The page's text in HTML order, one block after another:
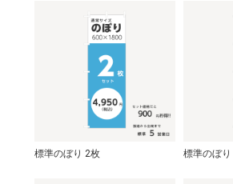
標準のぼり 2枚 標準のぼ